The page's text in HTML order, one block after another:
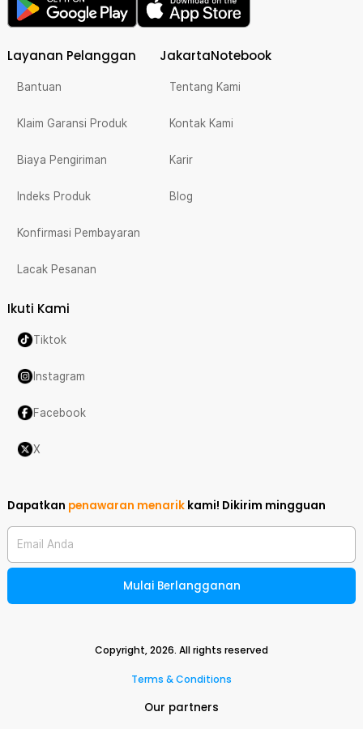
Layanan Pelanggan
Bantuan
Klaim Garansi Produk
Biaya Pengiriman
Indeks Produk
Konfirmasi Pembayaran
Lacak Pesanan
JakartaNotebook
Tentang Kami
Kontak Kami
Karir
Blog
Ikuti Kami
Tiktok
Instagram
Facebook
X
Dapatkan penawaran menarik kami! Dikirim mingguan
Email Anda
Mulai Berlangganan
Copyright,2026. All rights reserved
Terms & Conditions
Our partners